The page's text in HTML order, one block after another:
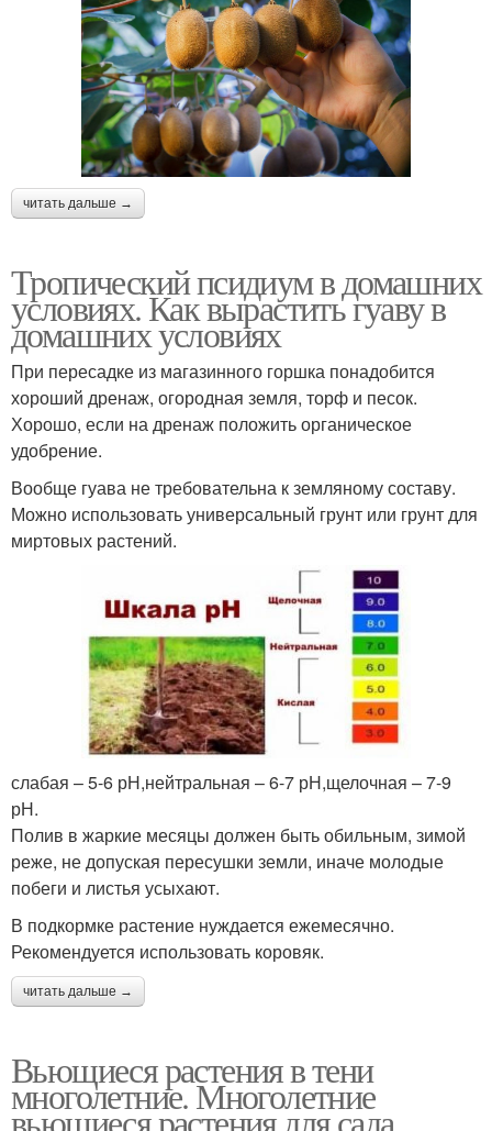
читать дальше →
Тропический псидиум в домашних
условиях. Как вырастить гуаву в
домашних условиях
При пересадке из магазинного горшка понадобится
хороший дренаж, огородная земля, торф и песок.
Хорошо, если на дренаж положить органическое
удобрение.
Вообще гуава не требовательна к земляному составу.
Можно использовать универсальный грунт или грунт для
миртовых растений.
слабая – 5-6 рН,нейтральная – 6-7 рН,щелочная – 7-9
рН.
Полив в жаркие месяцы должен быть обильным, зимой
реже, не допуская пересушки земли, иначе молодые
побеги и листья усыхают.
В подкормке растение нуждается ежемесячно.
Рекомендуется использовать коровяк.
читать дальше →
Вьющиеся растения в тени
многолетние. Многолетние
вьющиеся растения для сада